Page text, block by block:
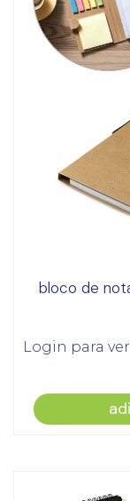
bloco de
Login para